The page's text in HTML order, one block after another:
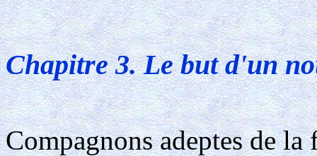
Chapitre 3. Le but d'un
Compagnons adeptes de